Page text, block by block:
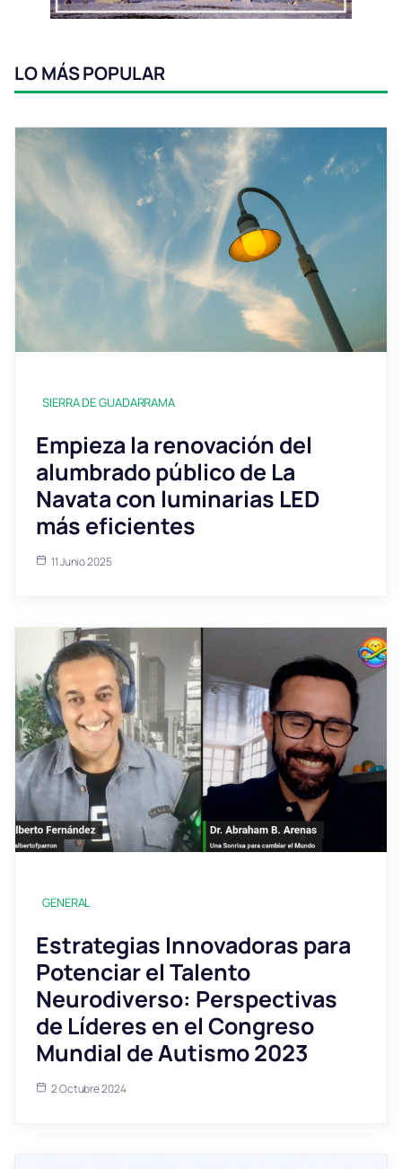
LO MÁS POPULAR
SIERRA DE GUADARRAMA
Empieza la renovación del
alumbrado público de La
Navata con luminarias LED
más eficientes
11 Junio 2025
GENERAL
Estrategias Innovadoras para
Potenciar el Talento
Neurodiverso: Perspectivas
de Líderes en el Congreso
Mundial de Autismo 2023
2 Octubre 2024